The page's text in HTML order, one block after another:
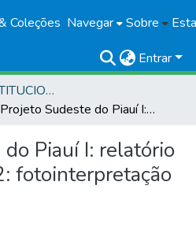
Coleções Navegar Sobre
Entrar
PRODUÇÃO INSTITUCIONAL
Projeto Sudeste do Piauí I: relatório de progresso 02: fotointerpretação preliminar
Piauí I: relatório
fotointerpretação